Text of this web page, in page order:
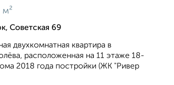
м²
Советская 69
двухкомнатная квартира в
расположенная на 11 этаже 18-
2018 года постройки (ЖК "Ривер